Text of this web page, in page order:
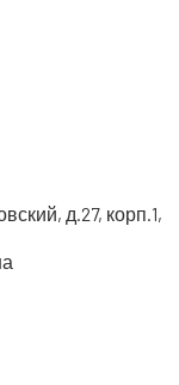
д.27, корп.1,